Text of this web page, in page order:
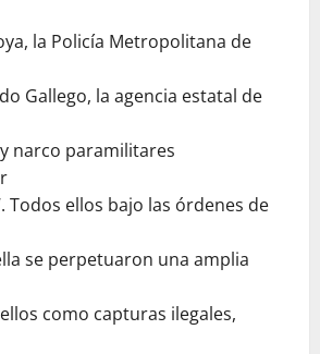
la Policía Metropolitana de
Gallego, la agencia estatal de
y narco paramilitares
Todos ellos bajo las órdenes de
se perpetuaron una amplia
como capturas ilegales,